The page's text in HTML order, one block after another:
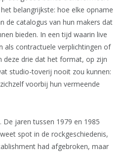
belangrijkste: hoe elke opname
de catalogus van hun makers dat
bieden. In een tijd waarin live
als contractuele verplichtingen of
deze drie dat het format, op zijn
studio-toverij nooit zou kunnen:
voorbij hun vermeende
jaren tussen 1979 en 1985
spot in de rockgeschiedenis,
had afgebroken, maar